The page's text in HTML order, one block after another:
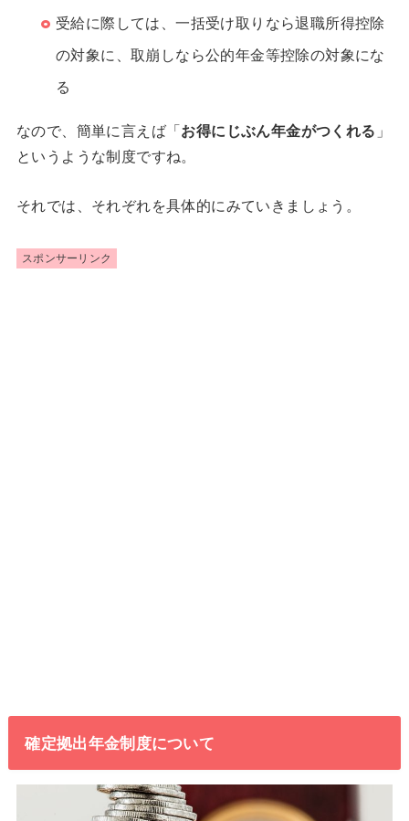
受給に際しては、一括受け取りなら退職所得控除
の対象に、取崩しなら公的年金等控除の対象にな
る
なので、簡単に言えば「お得にじぶん年金がつくれる 」
というような制度ですね。
それでは、それぞれを具体的にみていきましょう。
スポンサーリンク
確定拠出年金制度について